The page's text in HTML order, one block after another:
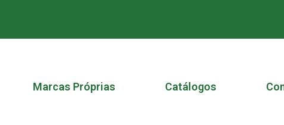
Marcas Próprias Catálogos